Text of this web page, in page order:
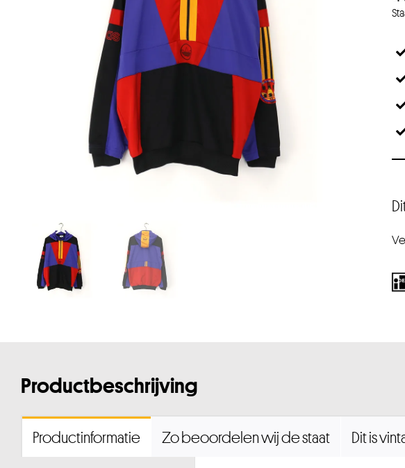
Productbeschrijving
Productinformatie Zo beoordelen wij de staat Dit is